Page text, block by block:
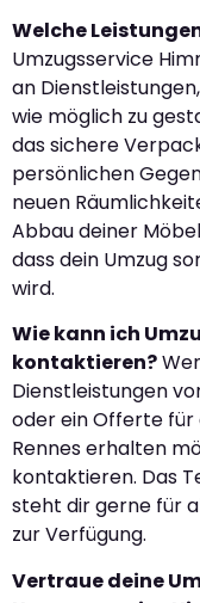
Welche
Umzugsservice
an
wie möglich zu
das sichere
persönlichen
neuen
Abbau deiner
dass dein Umzug
wird.
Wie kann ich
kontaktieren?
Dienstleistungen
oder ein Offerte für
Rennes erhalten
kontaktieren. Das
steht dir gerne für
zur Verfügung.
Vertraue deine